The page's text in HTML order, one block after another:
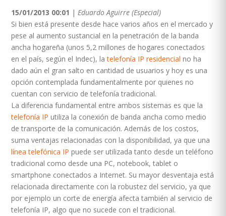
15/01/2013 00:01 |Eduardo Aguirre (Especial)
Si bien está presente desde hace varios años en el mercado y
pese al aumento sustancial en la penetración de la banda
ancha hogareña (unos 5,2 millones de hogares conectados
en el país, según el Indec), latelefonía IP residencial no ha
dado aún el gran salto en cantidad de usuarios y hoy es una
opción contemplada fundamentalmente por quienes no
cuentan con servicio de telefonía tradicional.
La diferencia fundamental entre ambos sistemas es que la
telefonía IP utiliza la conexión de banda ancha como medio
de transporte de la comunicación. Además de los costos,
suma ventajas relacionadas con la disponibilidad, ya que una
línea telefónica IP puede ser utilizada tanto desde un teléfono
tradicional como desde una PC, notebook, tablet o
smartphone conectados a Internet. Su mayor desventaja está
relacionada directamente con la robustez del servicio, ya que
por ejemplo un corte de energía afecta también al servicio de
telefonía IP, algo que no sucede con el tradicional.